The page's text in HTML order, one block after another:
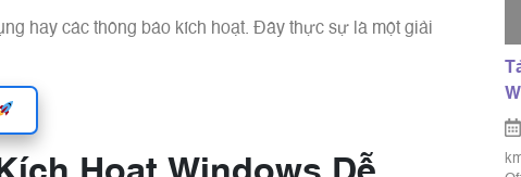
hay các thông báo kích hoạt. Đây thực sự là một giải